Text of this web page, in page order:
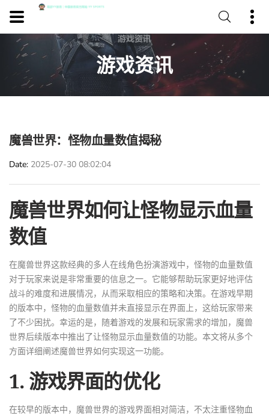
游戏资讯
魔兽世界：怪物血量数值揭秘
Date 2025-07-30 08:02:04
魔兽世界如何让怪物显示血量
数值
在魔兽世界这款经典的多人在线角色扮演游戏中，怪物的血量数值
对于玩家来说是非常重要的信息之一。它能够帮助玩家更好地评估
战斗的难度和进展情况，从而采取相应的策略和决策。在游戏早期
的版本中，怪物的血量数值并未直接显示在界面上，这给玩家带来
了不少困扰。幸运的是，随着游戏的发展和玩家需求的增加，魔兽
世界后续版本中推出了让怪物显示血量数值的功能。本文将从多个
方面详细阐述魔兽世界如何实现这一功能。
1. 游戏界面的优化
在较早的版本中，魔兽世界的游戏界面相对简洁，不太注重怪物血